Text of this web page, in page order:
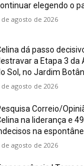
elegendo o
de agosto de 2026
dá passo
a Etapa 3 da
Sol, no Jardim
de agosto de 2026
Correio/
na liderança e
na
de agosto de 2026